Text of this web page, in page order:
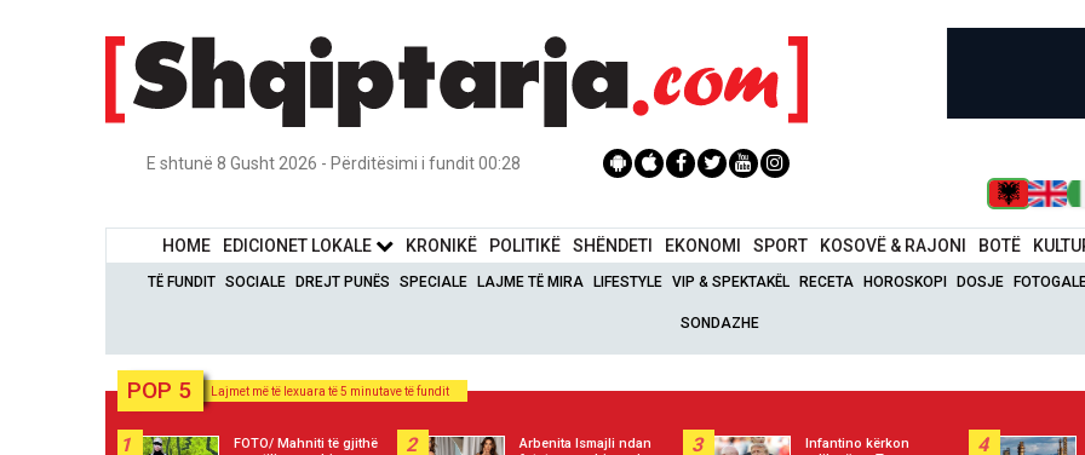
E shtunë 8 Gusht 2026 - Përditësimi i fundit 00:28
HOME EDICIONET LOKALE KRONIKË POLITIKË SHËNDETI EKONOMI SPORT KOSOVË & RAJONI BOTË
TË FUNDIT SOCIALE DREJT PUNËS SPECIALE LAJME TË MIRA LIFESTYLE VIP & SPEKTAKËL RECETA HOROSKOPI DOSJE
SONDAZHE
POP 5 Lajmet më të lexuara të 5 minutave të fundit
1
FOTO/ Mahniti të gjithë
2
Arbenita Ismajli ndan
3
Infantino kërkon
4